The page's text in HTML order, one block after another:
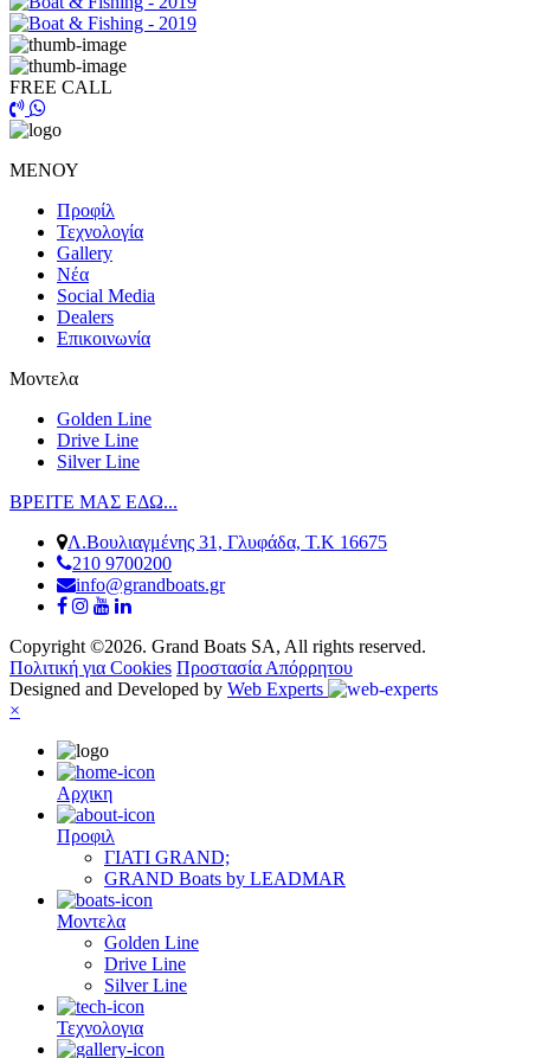
FREE CALL
ΜΕΝΟΥ
Προφίλ
Τεχνολογία
Gallery
Νέα
Social Media
Dealers
Επικοινωνία
Μοντελα
Golden Line
Drive Line
Silver Line
ΒΡΕΙΤΕ ΜΑΣ ΕΔΩ...
Λ.Βουλιαγμένης 31, Γλυφάδα, Τ.Κ 16675
210 9700200
info@grandboats.gr
Copyright ©2026. Grand Boats SA, All rights reserved.
Πολιτική για Cookies Προστασία Απόρρητου
Designed and Developed by Web Experts
×
Αρχικη
Προφιλ
ΓΙΑΤΙ GRAND;
GRAND Boats by LEADMAR
Μοντελα
Golden Line
Drive Line
Silver Line
Τεχνολογια